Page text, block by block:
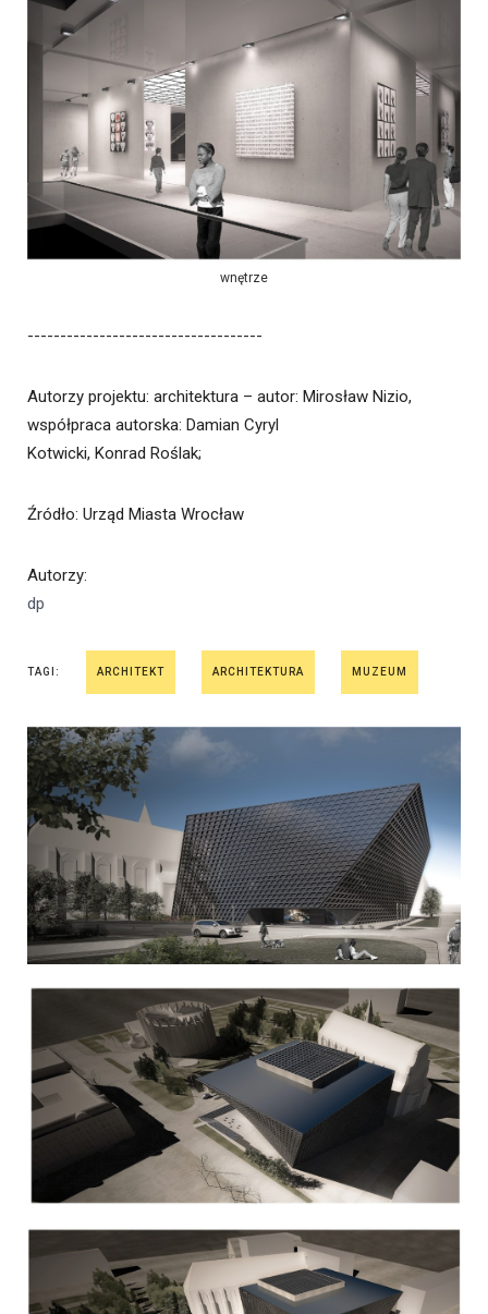
wnętrze
------------------------------------
Autorzy projektu: architektura – autor: Mirosław Nizio,
współpraca autorska: Damian Cyryl
Kotwicki, Konrad Roślak;
Źródło: Urząd Miasta Wrocław
Autorzy:
dp
TAGI: ARCHITEKT ARCHITEKTURA MUZEUM